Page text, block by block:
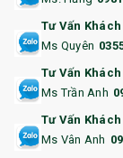
15. BỘ BẤM MÓNG
16. BAO HỘ CHIẾU
18. ẤM CHÉN QUÀ
Tư Vấn
Ms Quyên
Tư Vấn
Ms Trần Anh
Tư Vấn
Ms Vân Anh